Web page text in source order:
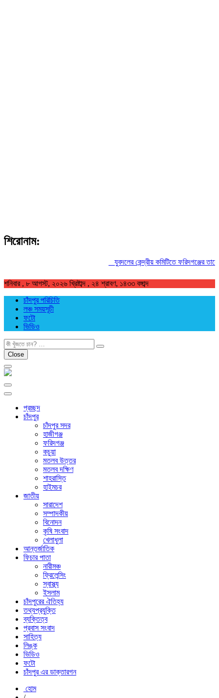
শিরোনাম:
যুবদলের কেন্দ্রীয় কমিটিতে ফরিদগঞ্জের তারেকুর
শনিবার , ৮ আগস্ট, ২০২৬ খ্রিষ্টাব্দ , ২৪ শ্রাবণ, ১৪৩৩ বঙ্গাব্দ
চাঁদপুর পরিচিতি
লঞ্চ সময়সূচী
ফটো
ভিডিও
খুজুন
Close
প্রচ্ছদ
চাঁদপুর
চাঁদপুর সদর
হাজীগঞ্জ
ফরিদগঞ্জ
কচুয়া
মতলব উত্তর
মতলব দক্ষিণ
শাহরাস্তি
হাইমচর
জাতীয়
সারাদেশ
সম্পাদকীয়
বিনোদন
কৃষি সংবাদ
খেলাধুলা
আন্তর্জাতিক
ফিচার পাতা
নারীমঞ্চ
ফ্রিলেন্সিং
স্বাস্থ্য
ইসলাম
চাঁদপুরের ঐতিহ্য
তথ্যপ্রযুক্তি
ব্যক্তিত্ব
প্রবাস সংবাদ
সাহিত্য
লিঙ্ক
ভিডিও
ফটো
চাঁদপুর এর ডাক্তারগন
হোম